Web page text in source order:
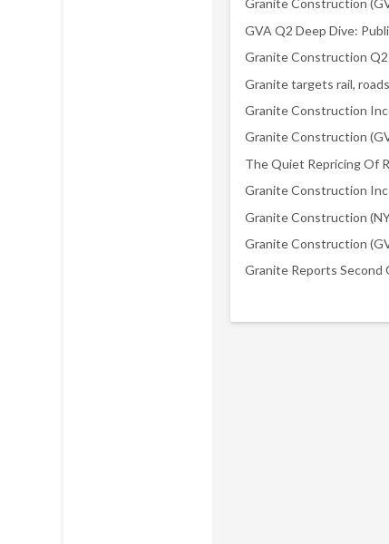
Granite Construction Q2
The Quiet Repricing Of
Granite Reports Second